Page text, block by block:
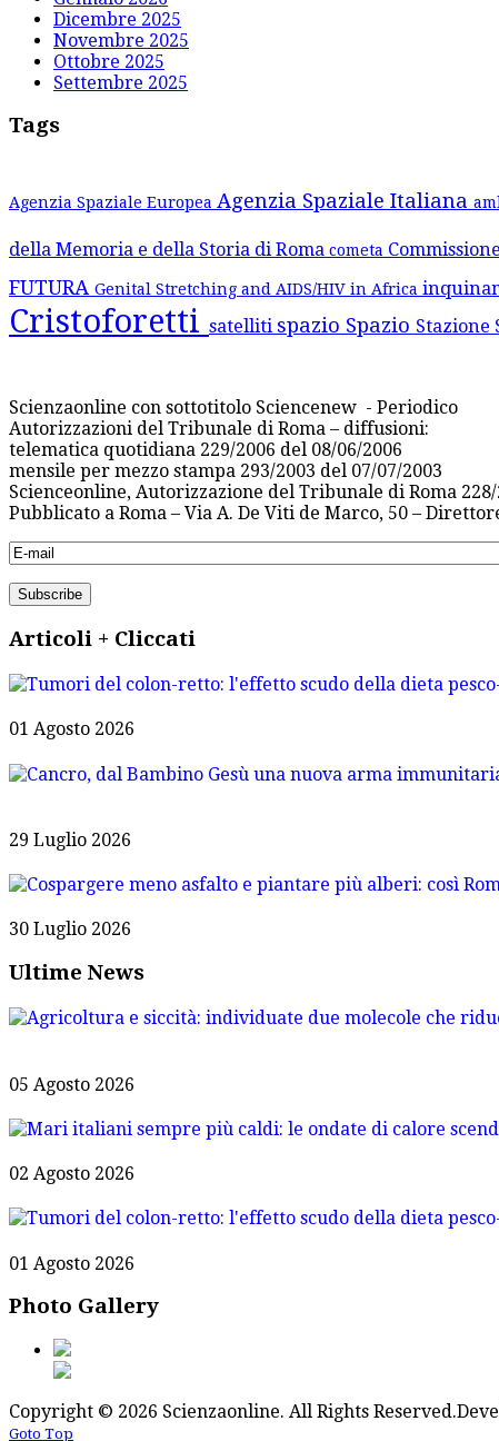
Dicembre 2025
Novembre 2025
Ottobre 2025
Settembre 2025
Tags
Agenzia Spaziale Europea Agenzia Spaziale Italiana
della Memoria e della Storia di Roma cometa
FUTURA Genital Stretching and AIDS/HIV in Africa
Cristoforetti satelliti spazio Spazio Stazione
Scienzaonline con sottotitolo Sciencenew - Periodico
Autorizzazioni del Tribunale di Roma – diffusioni:
telematica quotidiana 229/2006 del 08/06/2006
mensile per mezzo stampa 293/2003 del 07/07/2003
Scienceonline, Autorizzazione del Tribunale di Roma 228/
Pubblicato a Roma – Via A. De Viti de Marco, 50 –
Articoli + Cliccati
01 Agosto 2026
29 Luglio 2026
30 Luglio 2026
Ultime News
05 Agosto 2026
02 Agosto 2026
01 Agosto 2026
Photo Gallery
Copyright © 2026 Scienzaonline. All Rights Reserved.
Goto Top